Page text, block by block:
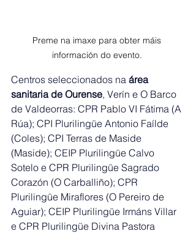
Preme na imaxe para obter máis
información do evento.
Centros seleccionados na área
sanitaria de Ourense, Verín e O Barco
de Valdeorras: CPR Pablo VI Fátima (A
Rúa); CPI Plurilingüe Antonio Faílde
(Coles); CPI Terras de Maside
(Maside); CEIP Plurilingüe Calvo
Sotelo e CPR Plurilingüe Sagrado
Corazón (O Carballiño); CPR
Plurilingüe Miraflores (O Pereiro de
Aguiar); CEIP Plurilingüe Irmáns Villar
e CPR Plurilingüe Divina Pastora